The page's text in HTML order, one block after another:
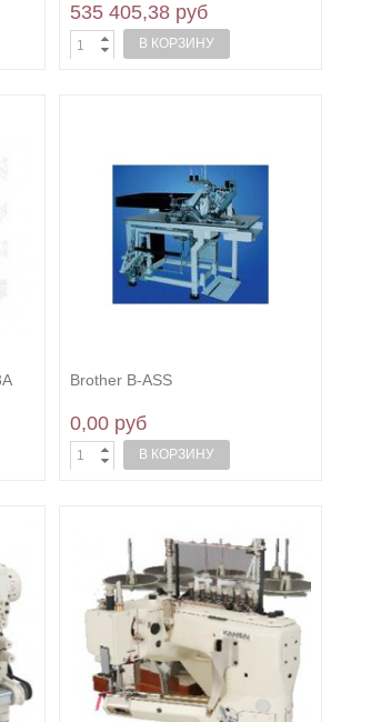
535 405,38 руб
В КОРЗИНУ
Brother B-ASS
0,00 руб
В КОРЗИНУ